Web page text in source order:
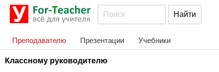
Преподавателю Презентации Учебники
Классному руководителю